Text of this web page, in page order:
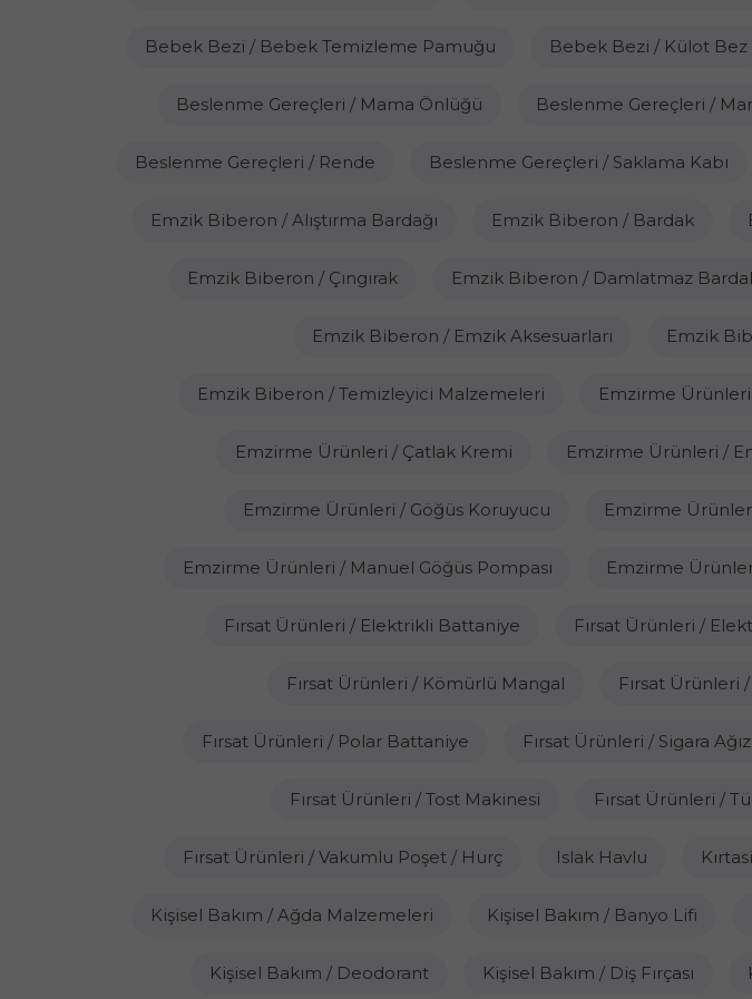
Bebek Bezi / Bebek Temizleme Pamuğu Bebek Bezi / Külot Bez
Beslenme Gereçleri / Mama Önlüğü Beslenme Gereçleri /
Beslenme Gereçleri / Rende Beslenme Gereçleri / Saklama Kabı
Emzik Biberon / Alıştırma Bardağı Emzik Biberon / Bardak
Emzik Biberon / Çıngırak Emzik Biberon / Damlatmaz
Emzik Biberon / Emzik Aksesuarları Emzik
Emzik Biberon / Temizleyici Malzemeleri Emzirme Ürünleri
Emzirme Ürünleri / Çatlak Kremi Emzirme Ürünleri /
Emzirme Ürünleri / Göğüs Koruyucu Emzirme
Emzirme Ürünleri / Manuel Göğüs Pompası Emzirme
Fırsat Ürünleri / Elektrikli Battaniye Fırsat Ürünleri /
Fırsat Ürünleri / Kömürlü Mangal Fırsat Ürünleri
Fırsat Ürünleri / Polar Battaniye Fırsat Ürünleri / Sigara
Fırsat Ürünleri / Tost Makinesi Fırsat Ürünleri /
Fırsat Ürünleri / Vakumlu Poşet / Hurç Islak Havlu
Kişisel Bakım / Ağda Malzemeleri Kişisel Bakım / Banyo Lifi
Kişisel Bakım / Deodorant Kişisel Bakım / Diş Fırçası